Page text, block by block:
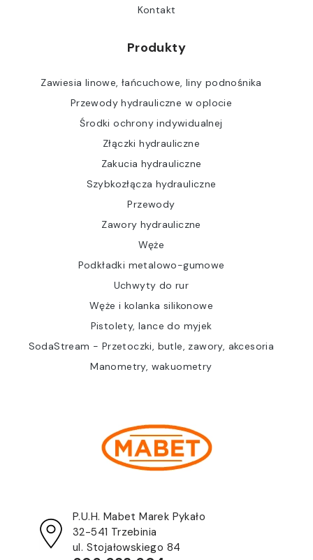
Kontakt
Produkty
Zawiesia linowe, łańcuchowe, liny podnośnika
Przewody hydrauliczne w oplocie
Środki ochrony indywidualnej
Złączki hydrauliczne
Zakucia hydrauliczne
Szybkozłącza hydrauliczne
Przewody
Zawory hydrauliczne
Węże
Podkładki metalowo-gumowe
Uchwyty do rur
Węże i kolanka silikonowe
Pistolety, lance do myjek
SodaStream - Przetoczki, butle, zawory, akcesoria
Manometry, wakuometry
P.U.H. Mabet Marek Pykało
32-541 Trzebinia
ul. Stojałowskiego 84